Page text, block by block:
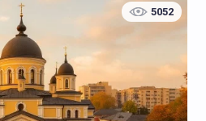
5052